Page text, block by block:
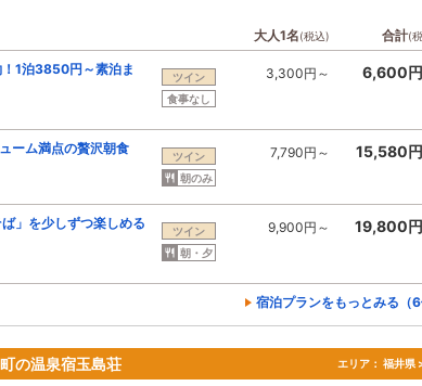
大人1名(税込) 合計(
！1泊3850円～素泊ま
ツイン
食事なし
3,300円～ 6,600
ーム満点の贅沢朝食
ツイン
朝のみ
7,790円～ 15,580
」を少しずつ楽しめる
ツイン
朝・夕
9,900円～ 19,800
宿泊プランをもっとみる（6
の温泉宿玉島荘 エリア： 福井県